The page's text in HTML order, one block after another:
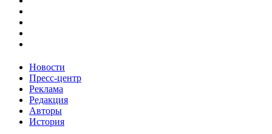
Новости
Пресс-центр
Реклама
Редакция
Авторы
История